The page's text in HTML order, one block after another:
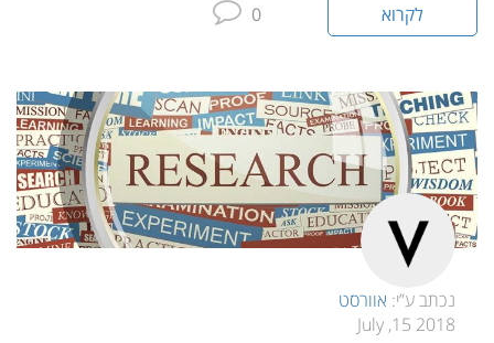
לקרוא 0
נכתב ע”י: אוורסט
2018 15, July